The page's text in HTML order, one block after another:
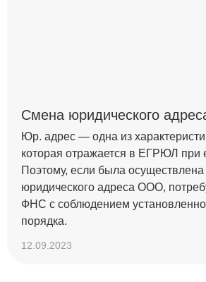
Смена юридического
Юр. адрес — одна из
которая отражается в ЕГРЮЛ при
Поэтому, если была
юридического адреса ООО,
ФНС с соблюдением
порядка.
12.09.2023